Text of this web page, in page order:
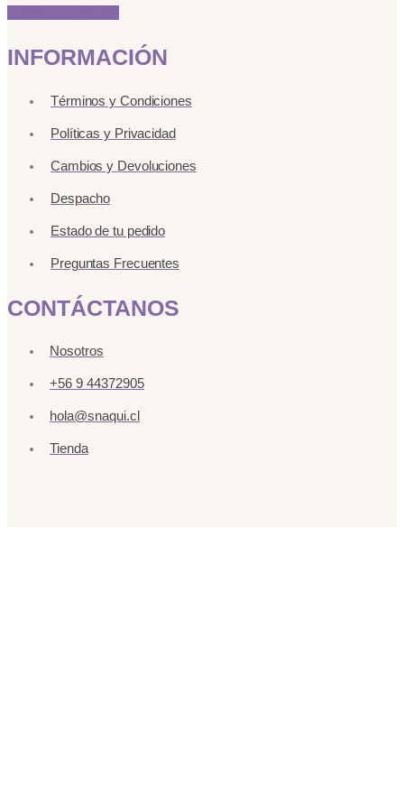
INFORMACIÓN
Términos y Condiciones
Políticas y Privacidad
Cambios y Devoluciones
Despacho
Estado de tu pedido
Preguntas Frecuentes
CONTÁCTANOS
Nosotros
+56 9 44372905
hola@snaqui.cl
Tienda